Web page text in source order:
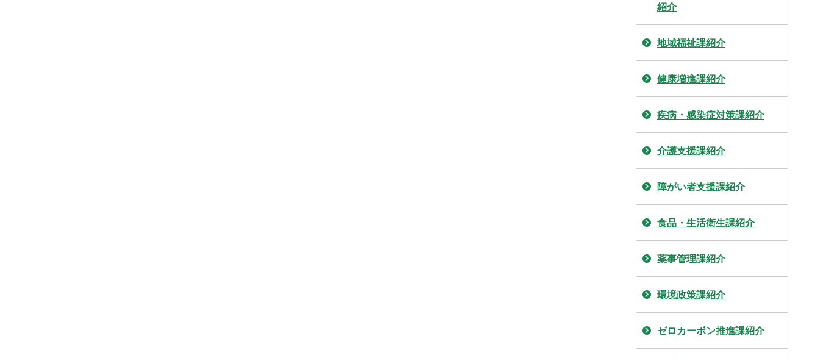
紹介
地域福祉課紹介
健康増進課紹介
疾病・感染症対策課紹介
介護支援課紹介
障がい者支援課紹介
食品・生活衛生課紹介
薬事管理課紹介
環境政策課紹介
ゼロカーボン推進課紹介